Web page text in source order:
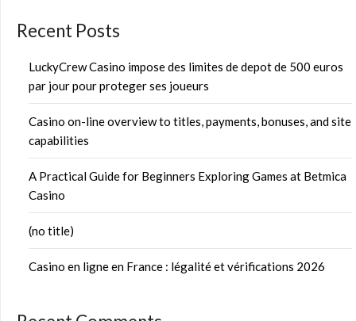
Recent Posts
LuckyCrew Casino impose des limites de depot de 500 euros
par jour pour proteger ses joueurs
Casino on-line overview to titles, payments, bonuses, and site
capabilities
A Practical Guide for Beginners Exploring Games at Betmica
Casino
(no title)
Casino en ligne en France : légalité et vérifications 2026